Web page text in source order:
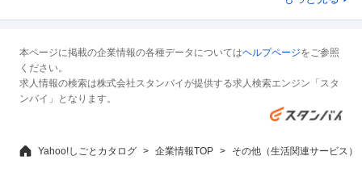
本ページに掲載の企業情報の各種データについてはヘルプページをご参照
ください。
求人情報の検索は株式会社スタンバイが提供する求人検索エンジン「スタ
ンバイ」となります。
Yahoo!しごとカタログ 企業情報TOP その他（生活関連サービス）